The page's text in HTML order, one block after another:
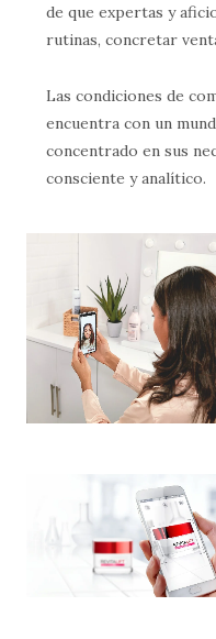
de que expertas y
rutinas, concretar
Las condiciones de
encuentra con un
concentrado en sus
consciente y analítico.